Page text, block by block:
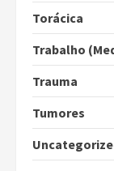
Torácica
Trabalho
Trauma
Tumores